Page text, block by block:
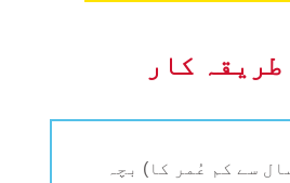
کار
آپکا (13 سال سے کم عُمر کا) بچہ